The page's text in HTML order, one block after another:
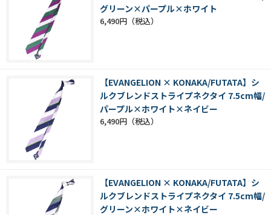
グリーン×パープル×ホワイト
6,490円
【EVANGELION × KONAKA/FUTATA】シ
ルクブレンドストライプネクタイ 7.5cm幅/
パープル×ホワイト×ネイビー
6,490円
【EVANGELION × KONAKA/FUTATA】シ
ルクブレンドストライプネクタイ 7.5cm幅/
グリーン×ホワイト×ネイビー